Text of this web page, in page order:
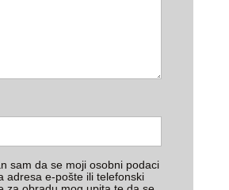
sam da se moji osobni podaci
adresa e-pošte ili telefonski